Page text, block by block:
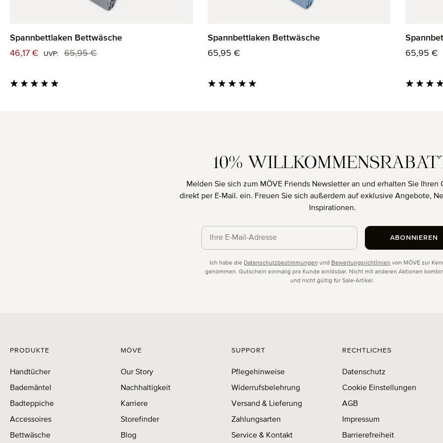
Spannbettlaken Bettwäsche
Verkaufspreis:
46,17 € UVP: Regulärer Preis:
65,95 €
Spannbettlaken Bettwäsche
Regulärer Preis:
65,95 €
Regulärer
65,95 €
10%
Melden Sie sich zum MÖVE Friends Newsletter an und erhalten Sie Ihren
direkt per E-Mail. ein. Freuen Sie sich außerdem auf exklusive Angebote,
Inspirationen.
Ich habe die Datenschutzbestimmungen und Bewertungsrichtlinien von MÖVE zur
genommen. Gutschein einmalig pro Kunde einlösbar. Nicht mit anderen Aktionen
und nicht gültig für Sale-Artikel.
ABONNIEREN
PRODUKTE
Handtücher
Bademäntel
Badteppiche
Accessoires
Bettwäsche
MÖVE
Our Story
Nachhaltigkeit
Karriere
Storefinder
Blog
SUPPORT
Pflegehinweise
Widerrufsbelehrung
Versand & Lieferung
Zahlungsarten
Service & Kontakt
RECHTLICHES
Datenschutz
Cookie Einstellungen
AGB
Impressum
Barrierefreiheit